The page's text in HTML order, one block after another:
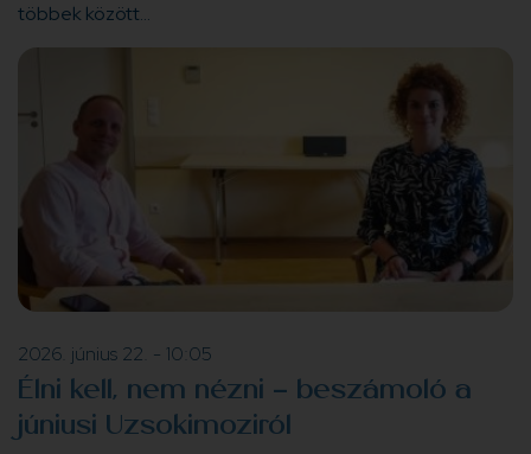
többek között…
2026. június 22. - 10:05
Élni kell, nem nézni - beszámoló a
júniusi Uzsokimoziról